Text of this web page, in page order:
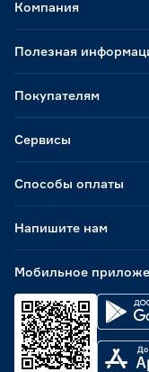
Способы оплаты
Мобильное
Компания
Полезная
Покупателям
Сервисы
Напишите нам